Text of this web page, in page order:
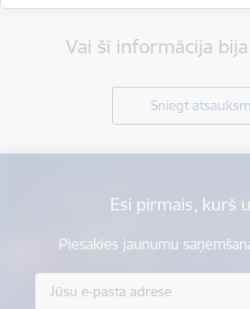
Vai šī informācija
Sniegt
Esi pirmais, kurš
Piesakies jaunumu